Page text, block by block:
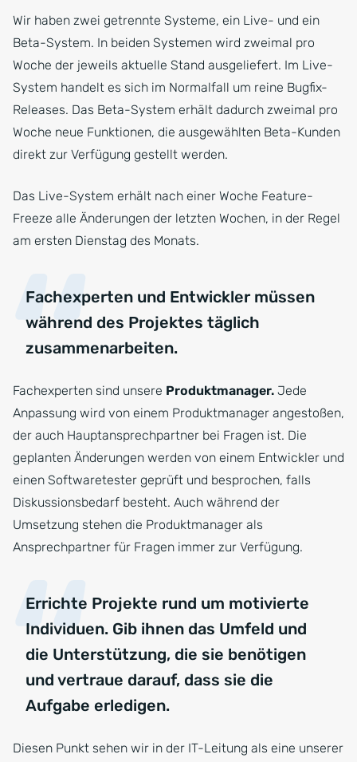
Wir haben zwei getrennte Systeme, ein Live- und ein
Beta-System. In beiden Systemen wird zweimal pro
Woche der jeweils aktuelle Stand ausgeliefert. Im Live-
System handelt es sich im Normalfall um reine Bugfix-
Releases. Das Beta-System erhält dadurch zweimal pro
Woche neue Funktionen, die ausgewählten Beta-Kunden
direkt zur Verfügung gestellt werden.
Das Live-System erhält nach einer Woche Feature-
Freeze alle Änderungen der letzten Wochen, in der Regel
am ersten Dienstag des Monats.
Fachexperten und Entwickler müssen
während des Projektes täglich
zusammenarbeiten.
Fachexperten sind unsere Produktmanager. Jede
Anpassung wird von einem Produktmanager angestoßen,
der auch Hauptansprechpartner bei Fragen ist. Die
geplanten Änderungen werden von einem Entwickler und
einen Softwaretester geprüft und besprochen, falls
Diskussionsbedarf besteht. Auch während der
Umsetzung stehen die Produktmanager als
Ansprechpartner für Fragen immer zur Verfügung.
Errichte Projekte rund um motivierte
Individuen. Gib ihnen das Umfeld und
die Unterstützung, die sie benötigen
und vertraue darauf, dass sie die
Aufgabe erledigen.
Diesen Punkt sehen wir in der IT-Leitung als eine unserer